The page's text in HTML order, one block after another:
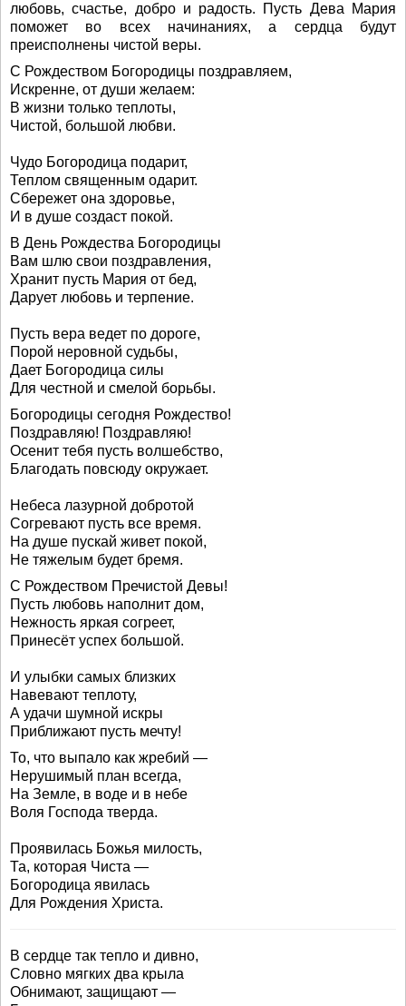
любовь, счастье, добро и радость. Пусть Дева Мария
поможет во всех начинаниях, а сердца будут
преисполнены чистой веры.
С Рождеством Богородицы поздравляем,
Искренне, от души желаем:
В жизни только теплоты,
Чистой, большой любви.
Чудо Богородица подарит,
Теплом священным одарит.
Сбережет она здоровье,
И в душе создаст покой.
В День Рождества Богородицы
Вам шлю свои поздравления,
Хранит пусть Мария от бед,
Дарует любовь и терпение.
Пусть вера ведет по дороге,
Порой неровной судьбы,
Дает Богородица силы
Для честной и смелой борьбы.
Богородицы сегодня Рождество!
Поздравляю! Поздравляю!
Осенит тебя пусть волшебство,
Благодать повсюду окружает.
Небеса лазурной добротой
Согревают пусть все время.
На душе пускай живет покой,
Не тяжелым будет бремя.
С Рождеством Пречистой Девы!
Пусть любовь наполнит дом,
Нежность яркая согреет,
Принесёт успех большой.
И улыбки самых близких
Навевают теплоту,
А удачи шумной искры
Приближают пусть мечту!
То, что выпало как жребий —
Нерушимый план всегда,
На Земле, в воде и в небе
Воля Господа тверда.
Проявилась Божья милость,
Та, которая Чиста —
Богородица явилась
Для Рождения Христа.
В сердце так тепло и дивно,
Словно мягких два крыла
Обнимают, защищают —